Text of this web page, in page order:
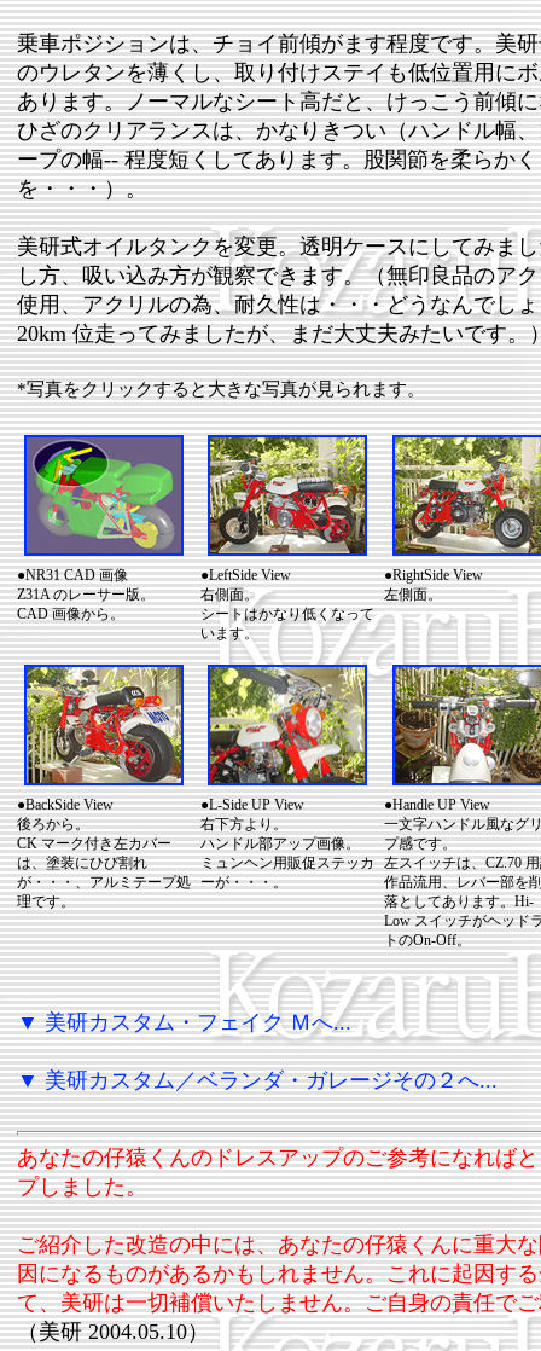
乗車ポジションは、チョイ前傾がます程度です。美
のウレタンを薄くし、取り付けステイも低位置用に
あります。ノーマルなシート高だと、けっこう前傾
ひざのクリアランスは、かなりきつい（ハンドル幅
ープの幅-- 程度短くしてあります。股関節を柔らか
を・・・）。
美研式オイルタンクを変更。透明ケースにしてみま
し方、吸い込み方が観察できます。（無印良品のア
使用、アクリルの為、耐久性は・・・どうなんでし
20km 位走ってみましたが、まだ大丈夫みたいです。
*写真をクリックすると大きな写真が見られます。
●NR31 CAD 画像
Z31A のレーサー版。
CAD 画像から。
●LeftSide View
右側面。
シートはかなり低くなって
います。
●RightSide View
左側面。
●BackSide View
後ろから。
CK マーク付き左カバー
は、塗装にひび割れ
が・・・、アルミテープ処
理です。
●L-Side UP View
右下方より。
ハンドル部アップ画像。
ミュンヘン用販促ステッカ
ーが・・・。
●Handle UP View
一文字ハンドル風なグ
プ感です。
左スイッチは、CZ.70
作品流用、レバー部を
落としてあります。Hi-
Low スイッチがヘッド
トのOn-Off。
▼ 美研カスタム・フェイク Ｍへ...
▼ 美研カスタム／ベランダ・ガレージその２へ...
あなたの仔猿くんのドレスアップのご参考になれば
プしました。
ご紹介した改造の中には、あなたの仔猿くんに重大
因になるものがあるかもしれません。これに起因す
て、美研は一切補償いたしません。ご自身の責任で
（美研 2004.05.10）